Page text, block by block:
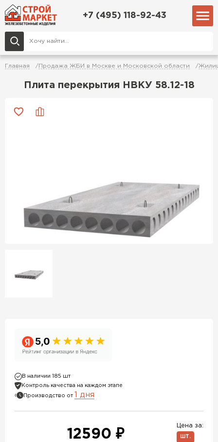
+7 (495) 118-92-43
Главная Продажа ЖБИ в Москве и Московской области
Плита перекрытия НВКУ 58.12-18
В наличии 185 шт
Контроль качества на каждом этапе
Производство от 1 дня
Цена за:
ШТ.
12590 ₽